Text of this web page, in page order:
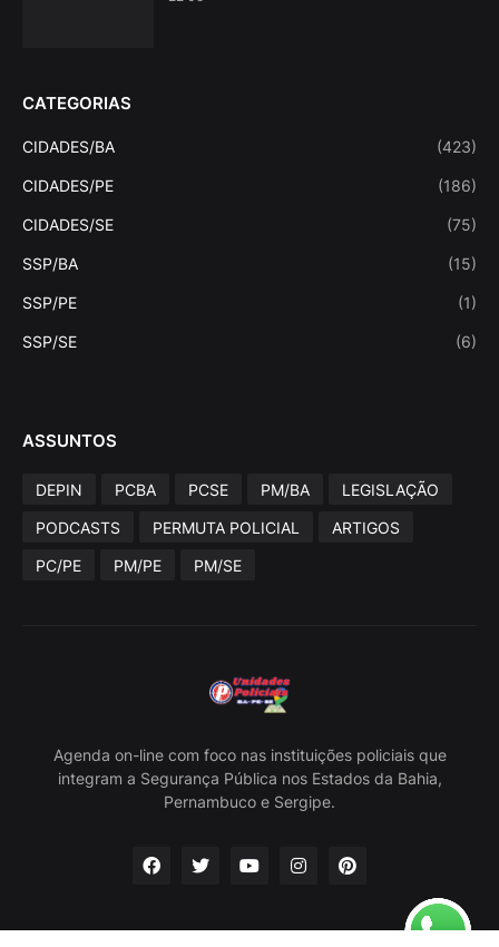
CATEGORIAS
CIDADES/BA (423)
CIDADES/PE (186)
CIDADES/SE (75)
SSP/BA (15)
SSP/PE (1)
SSP/SE (6)
ASSUNTOS
DEPIN PCBA PCSE PM/BA
LEGISLAÇÃO
PODCASTS
PERMUTA POLICIAL
ARTIGOS
PC/PE
PM/PE PM/SE
Agenda on-line com foco nas instituições policiais que
integram a Segurança Pública nos Estados da Bahia,
Pernambuco e Sergipe.